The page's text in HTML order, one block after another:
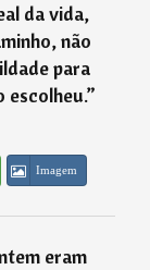
da vida,
não
para
escolheu.”
Imagem
eram